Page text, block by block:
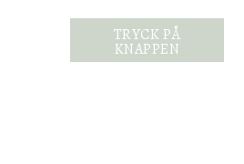
TRYCK PÅ
KNAPPEN